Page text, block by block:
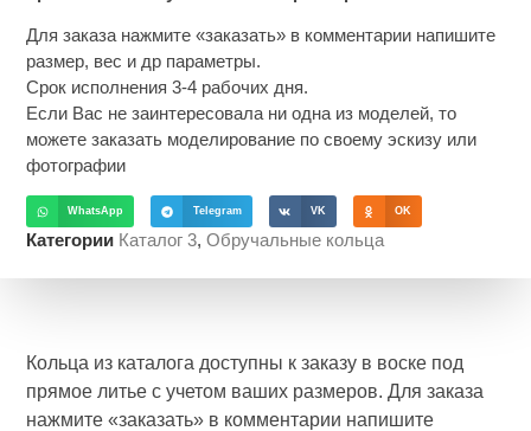
Для заказа нажмите «заказать» в комментарии напишите
размер, вес и др параметры.
Срок исполнения 3-4 рабочих дня.
Если Вас не заинтересовала ни одна из моделей, то
можете заказать моделирование по своему эскизу или
фотографии
WhatsApp Telegram VK OK
Категории Каталог 3,Обручальные кольца
Кольца из каталога доступны к заказу в воске под
прямое литье с учетом ваших размеров. Для заказа
нажмите «заказать» в комментарии напишите